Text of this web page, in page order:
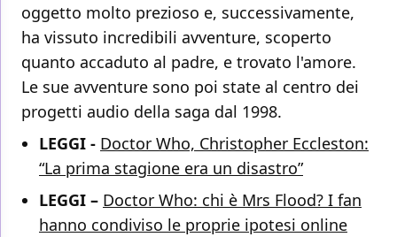
oggetto molto prezioso e, successivamente,
ha vissuto incredibili avventure, scoperto
quanto accaduto al padre, e trovato l'amore.
Le sue avventure sono poi state al centro dei
progetti audio della saga dal 1998.
LEGGI - Doctor Who, Christopher Eccleston:
“La prima stagione era un disastro”
LEGGI – Doctor Who: chi è Mrs Flood? I fan
hanno condiviso le proprie ipotesi online